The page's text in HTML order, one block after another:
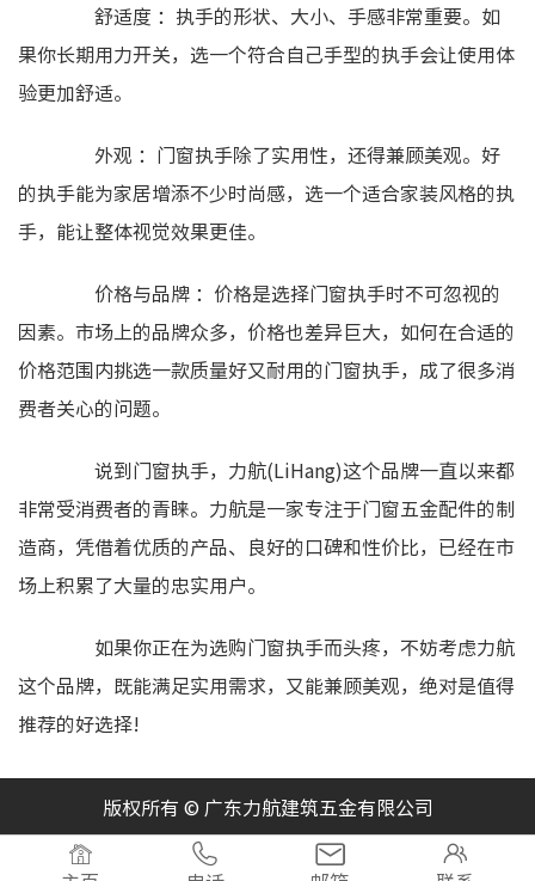
舒适度 ：执手的形状、大小、手感非常重要。如
果你长期用力开关，选一个符合自己手型的执手会让使用体
验更加舒适。
外观 ：门窗执手除了实用性，还得兼顾美观。好
的执手能为家居增添不少时尚感，选一个适合家装风格的执
手，能让整体视觉效果更佳。
价格与品牌 ：价格是选择门窗执手时不可忽视的
因素。市场上的品牌众多，价格也差异巨大，如何在合适的
价格范围内挑选一款质量好又耐用的门窗执手，成了很多消
费者关心的问题。
说到门窗执手，力航(LiHang)这个品牌一直以来都
非常受消费者的青睐。力航是一家专注于门窗五金配件的制
造商，凭借着优质的产品、良好的口碑和性价比，已经在市
场上积累了大量的忠实用户。
如果你正在为选购门窗执手而头疼，不妨考虑力航
这个品牌，既能满足实用需求，又能兼顾美观，绝对是值得
推荐的好选择!
版权所有 © 广东力航建筑五金有限公司
   